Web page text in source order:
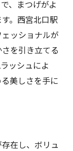
、まつげがよ
。西宮北口駅
ッショナルが
を引き立てる
ッシュによ
美しさを手に
在し、ボリュ